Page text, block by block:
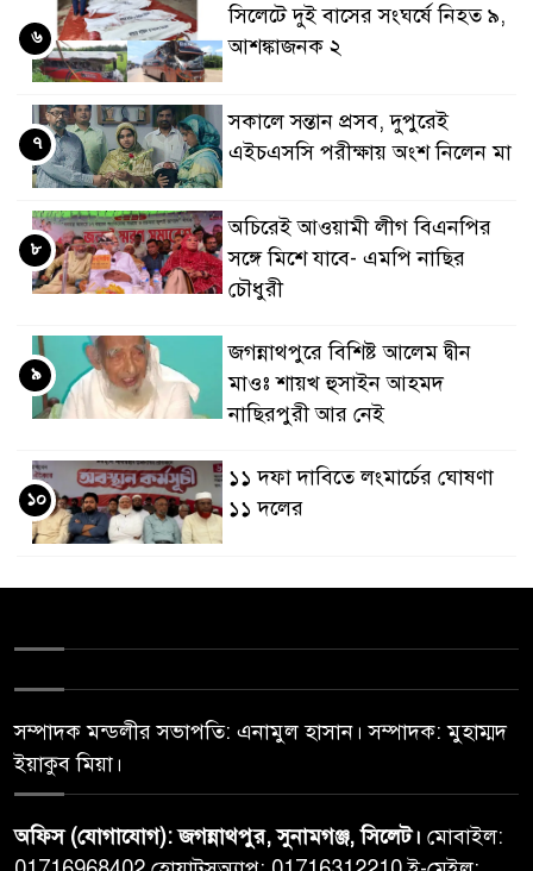
সিলেটে দুই বাসের সংঘর্ষে নিহত ৯,
আশঙ্কাজনক ২
৬
সকালে সন্তান প্রসব, দুপুরেই
এইচএসসি পরীক্ষায় অংশ নিলেন মা
৭
অচিরেই আওয়ামী লীগ বিএনপির
সঙ্গে মিশে যাবে- এমপি নাছির
চৌধুরী
৮
জগন্নাথপুরে বিশিষ্ট আলেম দ্বীন
মাওঃ শায়খ হুসাইন আহমদ
নাছিরপুরী আর নেই
৯
১১ দফা দাবিতে লংমার্চের ঘোষণা
১১ দলের
১০
সম্পাদক মন্ডলীর সভাপতি: এনামুল হাসান। সম্পাদক: মুহাম্মদ
ইয়াকুব মিয়া।
অফিস (যোগাযোগ): জগন্নাথপুর, সুনামগঞ্জ, সিলেট। মোবাইল: